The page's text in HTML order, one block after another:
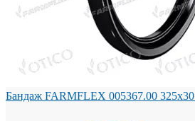
Бандаж FARMFLEX 005367.00 325x30